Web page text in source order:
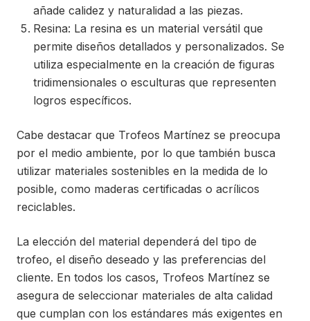
añade calidez y naturalidad a las piezas.
Resina: La resina es un material versátil que
permite diseños detallados y personalizados. Se
utiliza especialmente en la creación de figuras
tridimensionales o esculturas que representen
logros específicos.
Cabe destacar que Trofeos Martínez se preocupa
por el medio ambiente, por lo que también busca
utilizar materiales sostenibles en la medida de lo
posible, como maderas certificadas o acrílicos
reciclables.
La elección del material dependerá del tipo de
trofeo, el diseño deseado y las preferencias del
cliente. En todos los casos, Trofeos Martínez se
asegura de seleccionar materiales de alta calidad
que cumplan con los estándares más exigentes en